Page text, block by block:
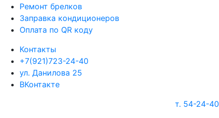
Ремонт брелков
Заправка кондиционеров
Оплата по QR коду
Контакты
+7(921)723-24-40
ул. Данилова 25
ВКонтакте
т. 54-24-40